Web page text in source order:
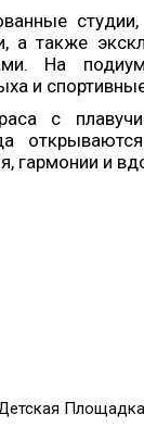
а также
На
и
с
гармонии и
Площадка